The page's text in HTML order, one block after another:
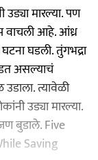
उड्या मारल्या. पण
वाचली आहे. आंध्र
घडली. तुंगभद्रा
असल्याचं
त्यावेळी
उड्या मारल्या.
बुडाले. Five
Saving